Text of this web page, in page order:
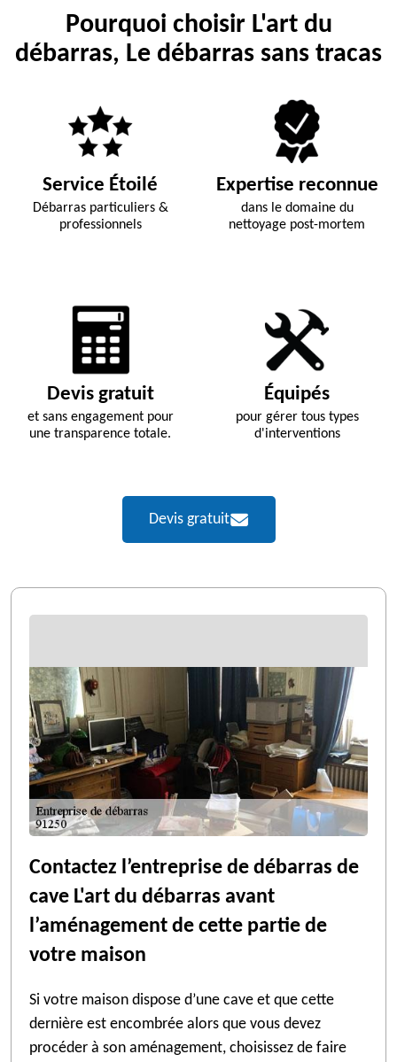
Pourquoi choisir L'art du
débarras, Le débarras sans tracas
Service Étoilé
Débarras particuliers &
professionnels
Expertise reconnue
dans le domaine du
nettoyage post-mortem
Devis gratuit
et sans engagement pour
une transparence totale.
Équipés
pour gérer tous types
d'interventions
Devis gratuit
Contactez l’entreprise de débarras de
cave L'art du débarras avant
l’aménagement de cette partie de
votre maison
Si votre maison dispose d’une cave et que cette
dernière est encombrée alors que vous devez
procéder à son aménagement, choisissez de faire